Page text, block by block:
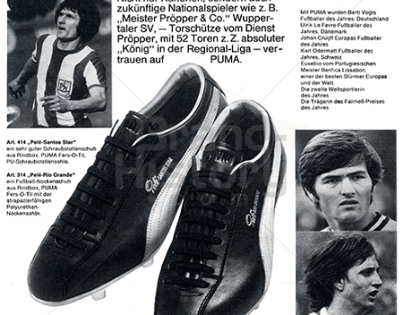
PUMA PUMA AG RUDOLF DASSLER SPORT 1972